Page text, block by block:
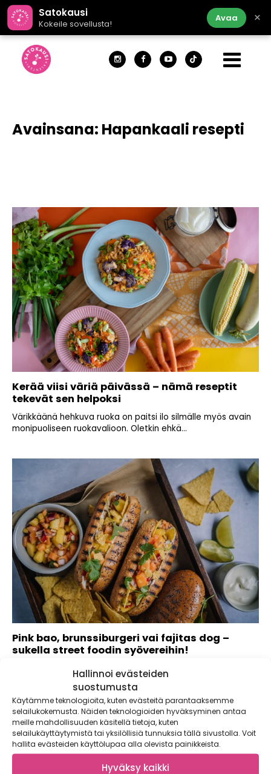
Hallinnoi evästeiden
suostumusta
Käytämme teknologioita, kuten evästeitä parantaaksemme
selailukokemusta. Näiden teknologioiden hyväksyminen antaa
meille mahdollisuuden käsitellä tietoja, kuten
selailukäyttäytymistä tai yksilöllisiä tunnuksia tällä sivustolla. Voit
hallita evästeiden käyttölupaa alla olevista painikkeista.
Hyväksy kaikki
Satokausi
Kokeile sovellusta!
Avaa ×
Avainsana: Hapankaali resepti
Kerää viisi väriä päivässä – nämä reseptit
tekevät sen helpoksi
Värikkäänä hehkuva ruoka on paitsi ilo silmälle myös avain
monipuoliseen ruokavalioon. Oletkin ehkä...
Pink bao, brunssiburgeri vai fajitas dog –
sukella street foodin syövereihin!
Burgerit ja kuumat koirat ovat tuttuja kavereita katuruoan
maailmasta, mutta miten on aasialaisten bao...